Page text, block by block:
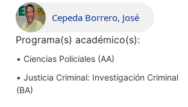
Cepeda Borrero, José
Programa(s) académico(s):
• Ciencias Policiales (AA)
•Justicia Criminal: Investigación Criminal
(BA)